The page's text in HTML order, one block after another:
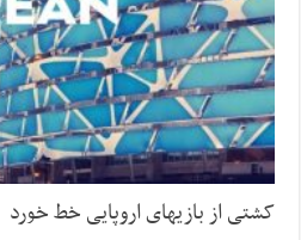
کشتی از بازیهای اروپایی خط خورد